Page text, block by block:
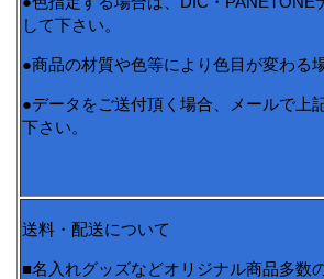
して下さい。
●商品の材質や色等により色目が変わる
●データをご送付頂く場合、メールで上
下さい。
送料・配送について
■名入れグッズなどオリジナル商品多数